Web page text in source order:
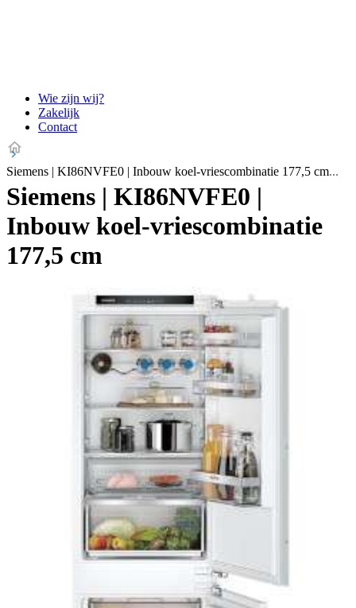
Wie zijn wij?
Zakelijk
Contact
Siemens | KI86NVFE0 | Inbouw koel-vriescombinatie 177,5 cm
Siemens | KI86NVFE0 |
Inbouw koel-vriescombinatie
177,5 cm